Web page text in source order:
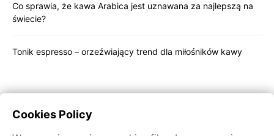
Co sprawia, że kawa Arabica jest uznawana za najlepszą na
świecie?
Tonik espresso – orzeźwiający trend dla miłośników kawy
Cookies Policy